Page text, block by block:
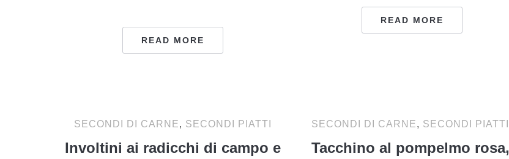
READ MORE
READ MORE
SECONDI DI CARNE, SECONDI PIATTI
Involtini ai radicchi di campo e
SECONDI DI CARNE, SECONDI PIATTI
Tacchino al pompelmo rosa,